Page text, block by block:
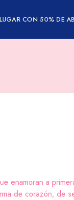
CON 50% DE
enamoran a
de corazón, de